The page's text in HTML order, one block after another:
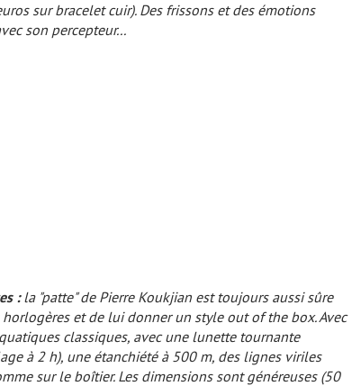
sur bracelet cuir). Des frissons et des émotions
son percepteur...
:la "patte" de Pierre Koukjian est toujours aussi sûre
et de lui donner un style out of the box. Avec
classiques, avec une lunette tournante
à 2 h), une étanchiété à 500 m, des lignes viriles
sur le boîtier. Les dimensions sont généreuses (50